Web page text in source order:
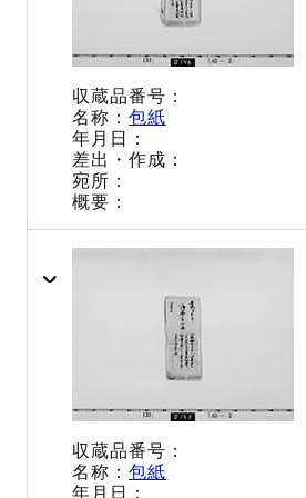
包紙
包紙